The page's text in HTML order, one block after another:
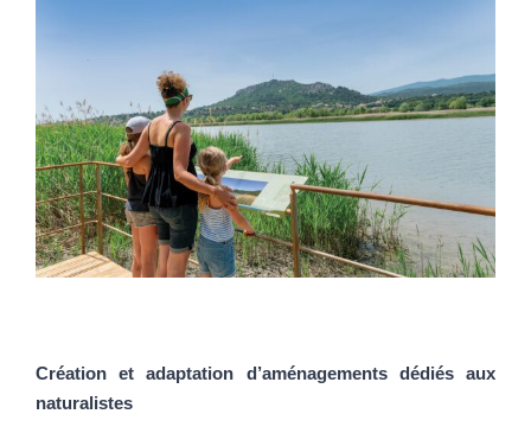
Création et adaptation d’aménagements dédiés aux
naturalistes